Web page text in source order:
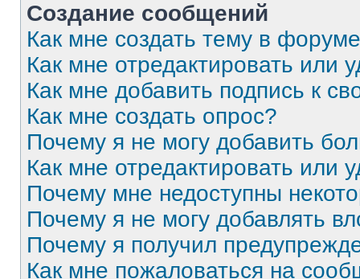
Создание сообщений
Как мне создать тему в
Как мне отредактировать или
Как мне добавить подпись к
Как мне создать опрос?
Почему я не могу добавить
Как мне отредактировать или
Почему мне недоступны
Почему я не могу добавлять
Почему я получил
Как мне пожаловаться на